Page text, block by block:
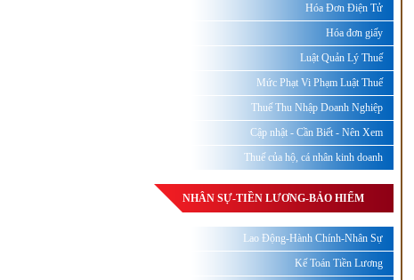
Hóa Đơn Điện Tử
Hóa đơn giấy
Luật Quản Lý Thuế
Mức Phạt Vi Phạm Luật Thuế
Thuế Thu Nhập Doanh Nghiệp
Cập nhật - Cần Biết - Nên Xem
Thuế của hộ, cá nhân kinh doanh
NHÂN SỰ-TIỀN LƯƠNG-BẢO HIỂM
Lao Động-Hành Chính-Nhân Sự
Kế Toán Tiền Lương